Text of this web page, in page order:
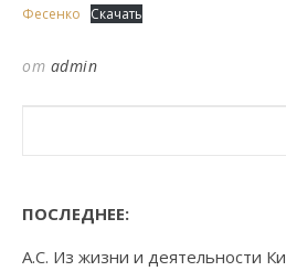
Фесенко Скачать
от admin
ПОСЛЕДНЕЕ:
А.С. Из жизни и деятельности